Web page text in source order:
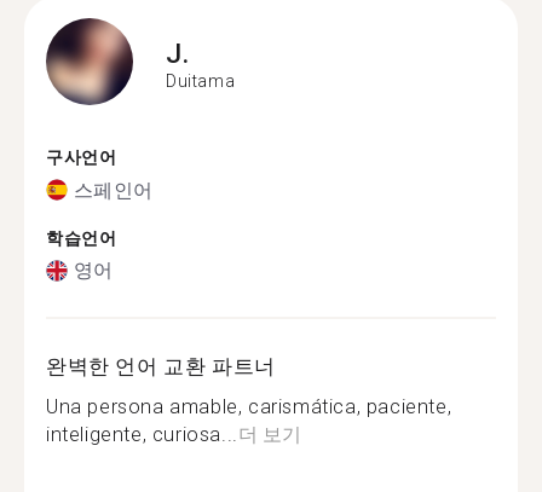
J.
Duitama
구사언어
스페인어
학습언어
영어
완벽한 언어 교환 파트너
Una persona amable, carismática, paciente,
inteligente, curiosa...더 보기